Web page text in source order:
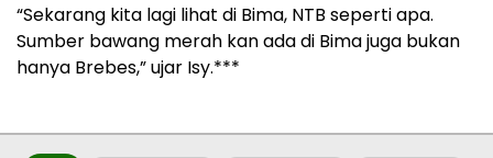
“Sekarang kita lagi lihat di Bima, NTB seperti apa.
Sumber bawang merah kan ada di Bima juga bukan
hanya Brebes,” ujar Isy.***